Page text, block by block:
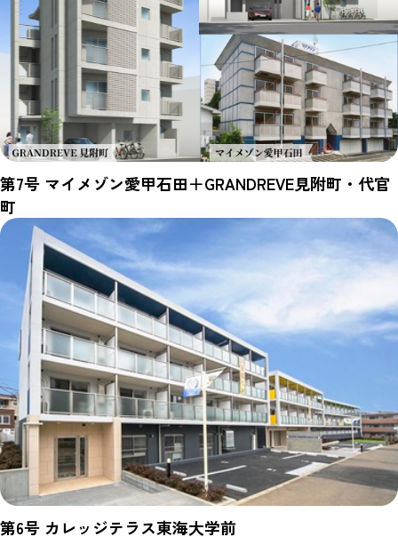
第7号 マイメゾン愛甲石田＋GRANDREVE見附町・代官
町
第6号 カレッジテラス東海大学前